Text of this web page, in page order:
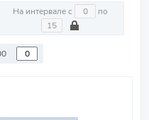
На интервале с по